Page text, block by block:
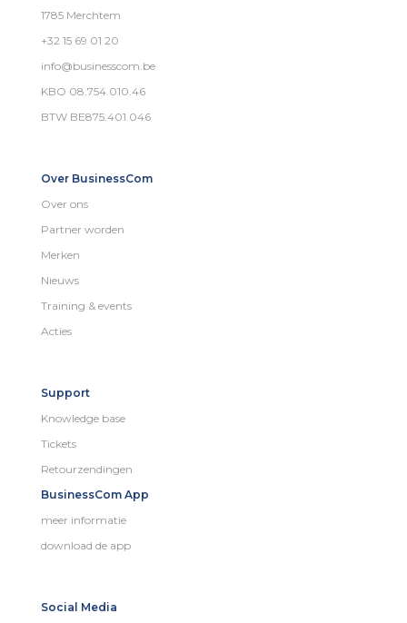
1785 Merchtem
+32 15 69 01 20
info@businesscom.be
KBO 08.754.010.46
BTW BE875.401.046
Over BusinessCom
Over ons
Partner worden
Merken
Nieuws
Training & events
Acties
Support
Knowledge base
Tickets
Retourzendingen
BusinessCom App
meer informatie
download de app
Social Media